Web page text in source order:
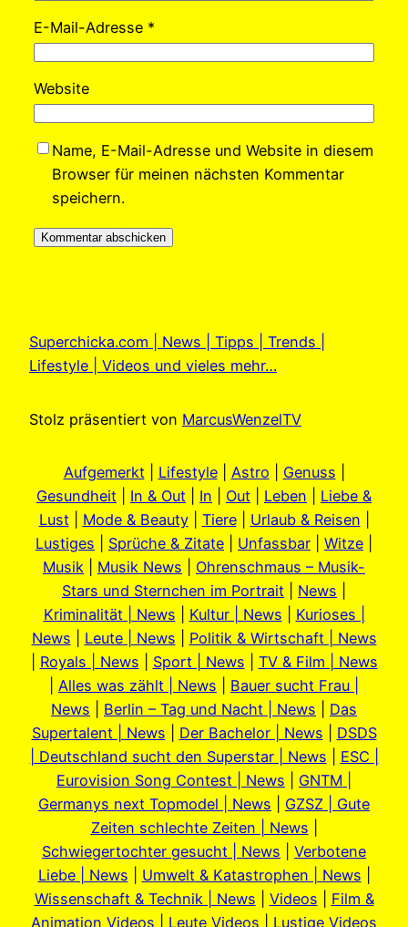
E-Mail-Adresse *
Website
Name, E-Mail-Adresse und Website in diesem
Browser für meinen nächsten Kommentar
speichern.
Superchicka.com | News | Tipps | Trends |
Lifestyle | Videos und vieles mehr…
Stolz präsentiert von MarcusWenzelTV
Aufgemerkt| Lifestyle| Astro Genuss
Gesundheit
In & Out In Out Leben
Liebe &
Lust| Mode & Beauty| Tiere| Urlaub & Reisen
Lustiges
Sprüche & Zitate Unfassbar Witze
Musik
Musik News
Ohrenschmaus – Musik-
Stars und Sternchen im Portrait
News
Kriminalität | News
Kultur | News
Kurioses |
News
Leute | News
Politik & Wirtschaft | News
Royals | News Sport | News
TV & Film | News
Alles was zählt | News
Bauer sucht Frau |
News
Berlin – Tag und Nacht | News
Das
Supertalent | News
Der Bachelor | News
DSDS
| Deutschland sucht den Superstar | News
ESC |
Eurovision Song Contest | News
GNTM |
Germanys next Topmodel | News
GZSZ | Gute
Zeiten schlechte Zeiten | News
Schwiegertochter gesucht | News
Verbotene
Liebe | News
Umwelt & Katastrophen | News
Wissenschaft & Technik | News
Videos
Film &
Animation Videos
Leute Videos Lustige Videos